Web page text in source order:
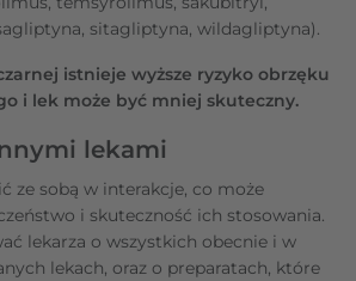
sitagliptyna, wildagliptyna).
istnieje wyższe ryzyko obrzęku
i lek może być mniej skuteczny.
lekami
ze sobą w interakcje, co może
i skuteczność ich stosowania.
lekarza o wszystkich obecnie i w
lekach, oraz o preparatach, które